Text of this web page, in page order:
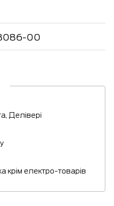
00
Делівері
крім електро-товарів